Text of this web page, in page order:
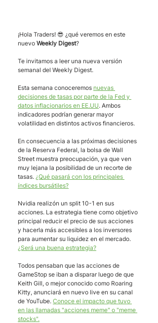
¡Hola Traders! 😎 ¿qué veremos en este
nuevo Weekly Digest?
Te invitamos a leer una nueva versión
semanal del Weekly Digest.
Esta semana conoceremos nuevas
decisiones de tasas por parte de la Fed y
datos inflacionarios en EE.UU. Ambos
indicadores podrían generar mayor
volatilidad en distintos activos financieros.
En consecuencia a las próximas decisiones
de la Reserva Federal, la bolsa de Wall
Street muestra preocupación, ya que ven
muy lejana la posibilidad de un recorte de
tasas. ¿Qué pasará con los principales
índices bursátiles?
Nvidia realizón un split 10-1 en sus
acciones. La estrategia tiene como objetivo
principal reducir el precio de sus acciones
y hacerla más accesibles a los inversores
para aumentar su liquidez en el mercado.
¿Será una buena estrategia?
Todos pensaban que las acciones de
GameStop se iban a disparar luego de que
Keith Gill, o mejor conocido como Roaring
Kitty, anunciará en nuevo live en su canal
de YouTube. Conoce el impacto que tuvo
en las llamadas "acciones meme" o "meme
stocks".